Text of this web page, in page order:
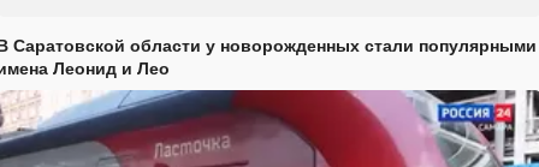
Саратовской области у новорожденных стали популярными
Леонид и Лео